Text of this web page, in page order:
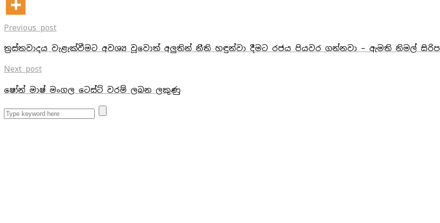
Previous post
ත්‍රස්තවාදය වැළැක්වීමට අවශ්‍ය වූවොත් අලුතින් නීති හඳුන්වා දීමට රජය පියවර ගන්නවා – ඇමති නිමල්
Next post
ෂෝන් මාෂ් මංගල ටෙස්ට් වරම් ලබන ලකුණු